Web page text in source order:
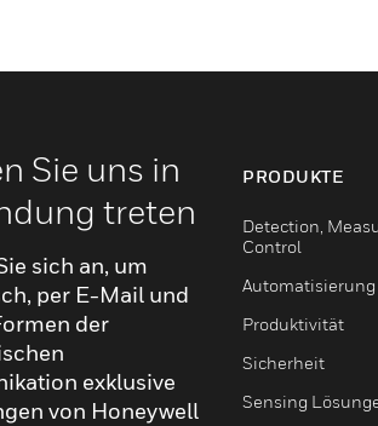
Sie uns in
treten
sich an, um
per E-Mail und
der
exklusive
von Honeywell
PRODUKTE
Detection,
Control
Automatisierung
Produktivität
Sicherheit
Sensing